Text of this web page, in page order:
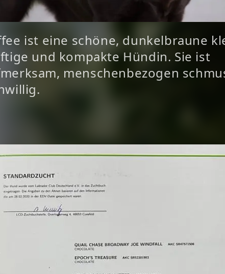
ist eine schöne, dunkelbraune
und kompakte Hündin. Sie ist
menschenbezogen